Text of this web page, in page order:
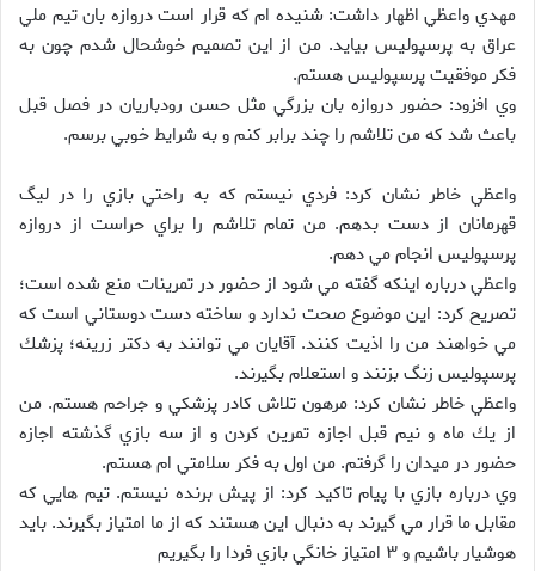
مهدي واعظي اظهار داشت: شنيده ام كه قرار است دروازه بان تيم ملي
عراق به پرسپوليس بيايد. من از اين تصميم خوشحال شدم چون به
فكر موفقيت پرسپوليس هستم.
وي افزود: حضور دروازه بان بزرگي مثل حسن رودباريان در فصل قبل
باعث شد كه من تلاشم را چند برابر كنم و به شرايط خوبي برسم.
واعظي خاطر نشان كرد: فردي نيستم كه به راحتي بازي را در ليگ
قهرمانان از دست بدهم. من تمام تلاشم را براي حراست از دروازه
پرسپوليس انجام مي دهم.
واعظي درباره اينكه گفته مي شود از حضور در تمرينات منع شده است؛
تصريح كرد: اين موضوع صحت ندارد و ساخته دست دوستاني است كه
مي خواهند من را اذيت كنند. آقايان مي توانند به دكتر زرينه؛ پزشك
پرسپوليس زنگ بزنند و استعلام بگيرند.
واعظي خاطر نشان كرد: مرهون تلاش كادر پزشكي و جراحم هستم. من
از يك ماه و نيم قبل اجازه تمرين كردن و از سه بازي گذشته اجازه
حضور در ميدان را گرفتم. من اول به فكر سلامتي ام هستم.
وي درباره بازي با پيام تاكيد كرد: از پيش برنده نيستم. تيم هايي كه
مقابل ما قرار مي گيرند به دنبال اين هستند كه از ما امتياز بگيرند. بايد
هوشيار باشيم و ۳ امتياز خانگي بازي فردا را بگيريم